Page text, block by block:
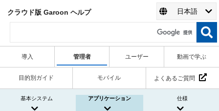
クラウド版 Garoon ヘルプ 日本語
導入 管理者 ユーザー 動画で学ぶ
目的別ガイド モバイル よくあるご質問
基本システム アプリケーション 仕様